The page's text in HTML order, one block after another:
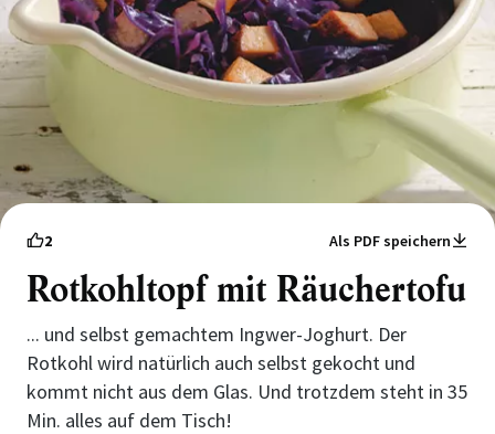
2 Als PDF speichern
Rotkohltopf mit Räuchertofu
... und selbst gemachtem Ingwer-Joghurt. Der
Rotkohl wird natürlich auch selbst gekocht und
kommt nicht aus dem Glas. Und trotzdem steht in 35
Min. alles auf dem Tisch!